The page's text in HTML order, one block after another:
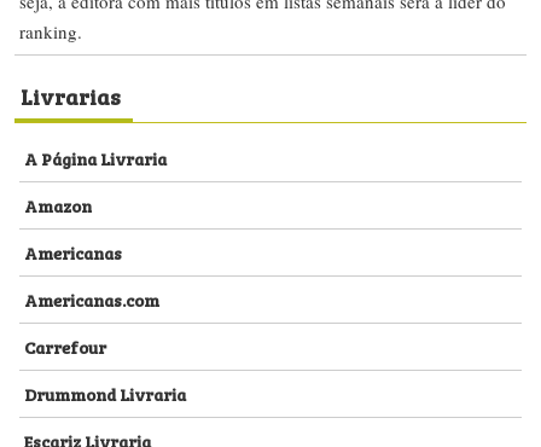
ranking.
Livrarias
A Página Livraria
Amazon
Americanas
Americanas.com
Carrefour
Drummond Livraria
Escariz Livraria